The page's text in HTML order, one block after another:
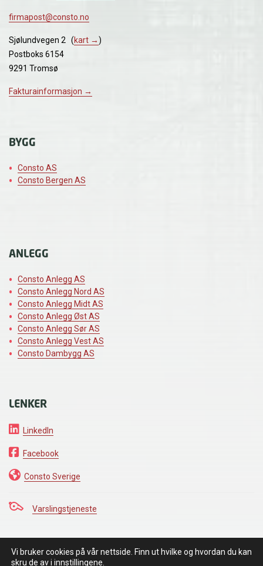
firmapost@consto.no
Sjølundvegen 2 (kart →)
Postboks 6154
9291 Tromsø
Fakturainformasjon →
BYGG
Consto AS
Consto Bergen AS
ANLEGG
Consto Anlegg AS
Consto Anlegg Nord AS
Consto Anlegg Midt AS
Consto Anlegg Øst AS
Consto Anlegg Sør AS
Consto Anlegg Vest AS
Consto Dambygg AS
LENKER
LinkedIn
Facebook
Consto Sverige
Varslingstjeneste
VI HOLDER DET VI LOVER
Vi bruker cookies på vår nettside. Finn ut hvilke og hvordan du kan
skru de avi innstillingene